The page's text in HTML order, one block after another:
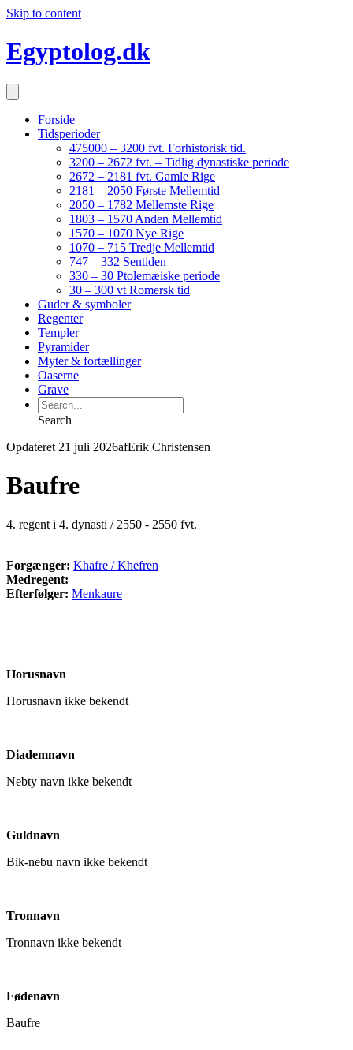
Skip to content
Egyptolog.dk
Forside
Tidsperioder
475000 – 3200 fvt. Forhistorisk tid.
3200 – 2672 fvt. – Tidlig dynastiske periode
2672 – 2181 fvt. Gamle Rige
2181 – 2050 Første Mellemtid
2050 – 1782 Mellemste Rige
1803 – 1570 Anden Mellemtid
1570 – 1070 Nye Rige
1070 – 715 Tredje Mellemtid
747 – 332 Sentiden
330 – 30 Ptolemæiske periode
30 – 300 vt Romersk tid
Guder & symboler
Regenter
Templer
Pyramider
Myter & fortællinger
Oaserne
Grave
Search
Opdateret 21 juli 2026afErik Christensen
Baufre
4. regent i 4. dynasti / 2550 - 2550 fvt.
Forgænger: Khafre / Khefren
Medregent:
Efterfølger: Menkaure
Horusnavn
Horusnavn ikke bekendt
Diademnavn
Nebty navn ikke bekendt
Guldnavn
Bik-nebu navn ikke bekendt
Tronnavn
Tronnavn ikke bekendt
Fødenavn
Baufre